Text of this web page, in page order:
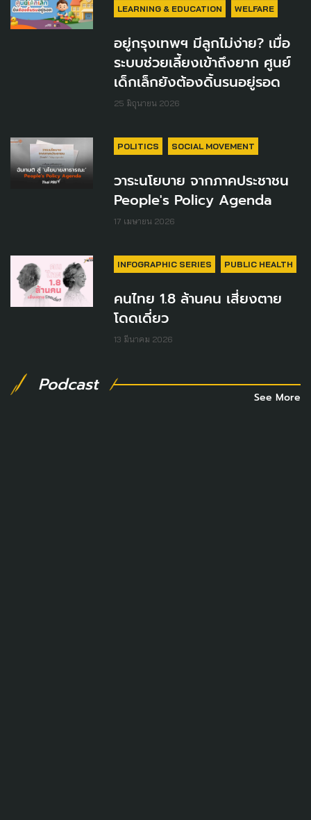
LEARNING & EDUCATION WELFARE
อยู่กรุงเทพฯ มีลูกไม่ง่าย? เมื่อ
ระบบช่วยเลี้ยงเข้าถึงยาก ศูนย์
เด็กเล็กยังต้องดิ้นรนอยู่รอด
25 มิถุนายน 2026
POLITICS SOCIAL MOVEMENT
วาระนโยบาย จากภาคประชาชน
People's Policy Agenda
17 เมษายน 2026
INFOGRAPHIC SERIES PUBLIC HEALTH
คนไทย 1.8 ล้านคน เสี่ยงตาย
โดดเดี่ยว
13 มีนาคม 2026
Podcast
See More